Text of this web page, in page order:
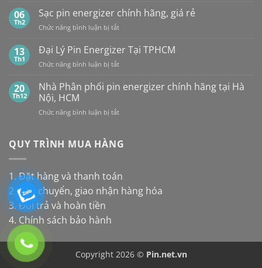
TÍN,
CHIẾT
CAO,
HÀNG
CHÍNH
Maxell:
Pin
bền
hơn?
thay
đèn
lượng
mặt
Pin
Mới
06
Th2
Sạc pin energizer chính hãng, giá rẻ
Chức năng bình luận bị tắtở
pin
energizer
chính
giá
13
Th1
Đại Lý Pin Energizer Tại TPHCM
Chức năng bình luận bị tắtở
Lý
Tại
20
Th12
Nhà Phân phối pin energizer chính hãng tại Hà
Nội, HCM
Chức năng bình luận bị tắtở
phối
hãng
tại
QUY TRÌNH MUA HÀNG
1. Đặt hàng và thanh toán
2. Vận chuyển, giao nhận hàng hóa
3. Đổi trả và hoàn tiền
4. Chính sách bảo hành
Copyright 2026 © Pin.net.vn